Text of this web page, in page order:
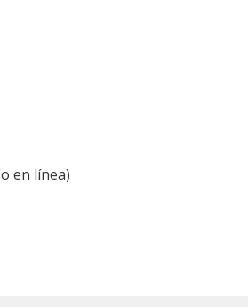
en línea)